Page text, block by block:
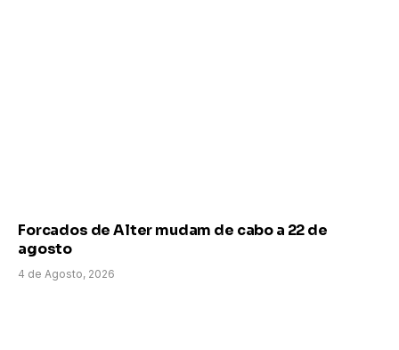
Forcados de Alter mudam de cabo a 22 de
agosto
4 de Agosto, 2026